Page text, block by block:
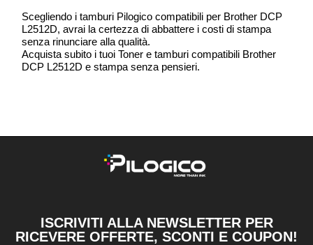
Scegliendo i tamburi Pilogico compatibili per Brother DCP
L2512D, avrai la certezza di abbattere i costi di stampa
senza rinunciare alla qualità.
Acquista subito i tuoi Toner e tamburi compatibili Brother
DCP L2512D e stampa senza pensieri.
ISCRIVITI ALLA NEWSLETTER PER
RICEVERE OFFERTE, SCONTI E COUPON!